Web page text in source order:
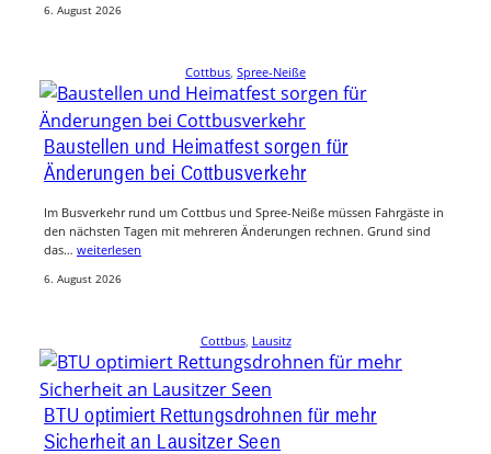
6. August 2026
Cottbus, Spree-Neiße
Baustellen und Heimatfest sorgen für
Änderungen bei Cottbusverkehr
Im Busverkehr rund um Cottbus und Spree-Neiße müssen Fahrgäste in
den nächsten Tagen mit mehreren Änderungen rechnen. Grund sind
das… weiterlesen
6. August 2026
Cottbus, Lausitz
BTU optimiert Rettungsdrohnen für mehr
Sicherheit an Lausitzer Seen